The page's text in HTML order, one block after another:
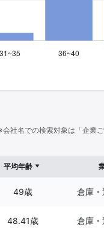
会社名での検索対象は「企業
平均年齢
49歳 倉庫
48.41歳 倉庫